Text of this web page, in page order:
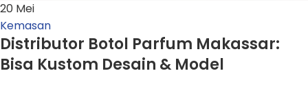
20 Mei
Kemasan
Distributor Botol Parfum Makassar:
Bisa Kustom Desain & Model